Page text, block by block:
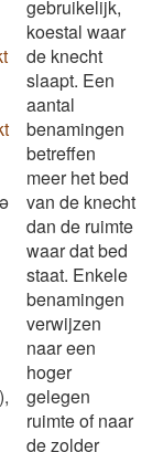
),
gebruikelijk,
koestal waar
de knecht
slaapt. Een
aantal
benamingen
betreffen
meer het bed
van de knecht
dan de ruimte
waar dat bed
staat. Enkele
benamingen
verwijzen
naar een
hoger
gelegen
ruimte of naar
de zolder